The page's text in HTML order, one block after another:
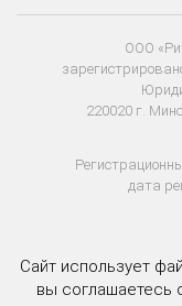
ООО
220020 г.
дата
Сайт использует
вы соглашаетесь